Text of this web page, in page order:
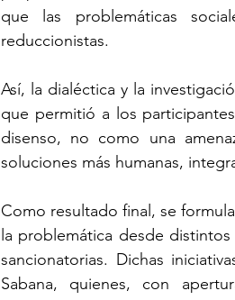
que las problemáticas
reduccionistas.
Así, la dialéctica y la
que permitió a los
disenso, no como una
soluciones más humanas,
Como resultado final, se
la problemática desde
sancionatorias. Dichas
Sabana, quienes, con